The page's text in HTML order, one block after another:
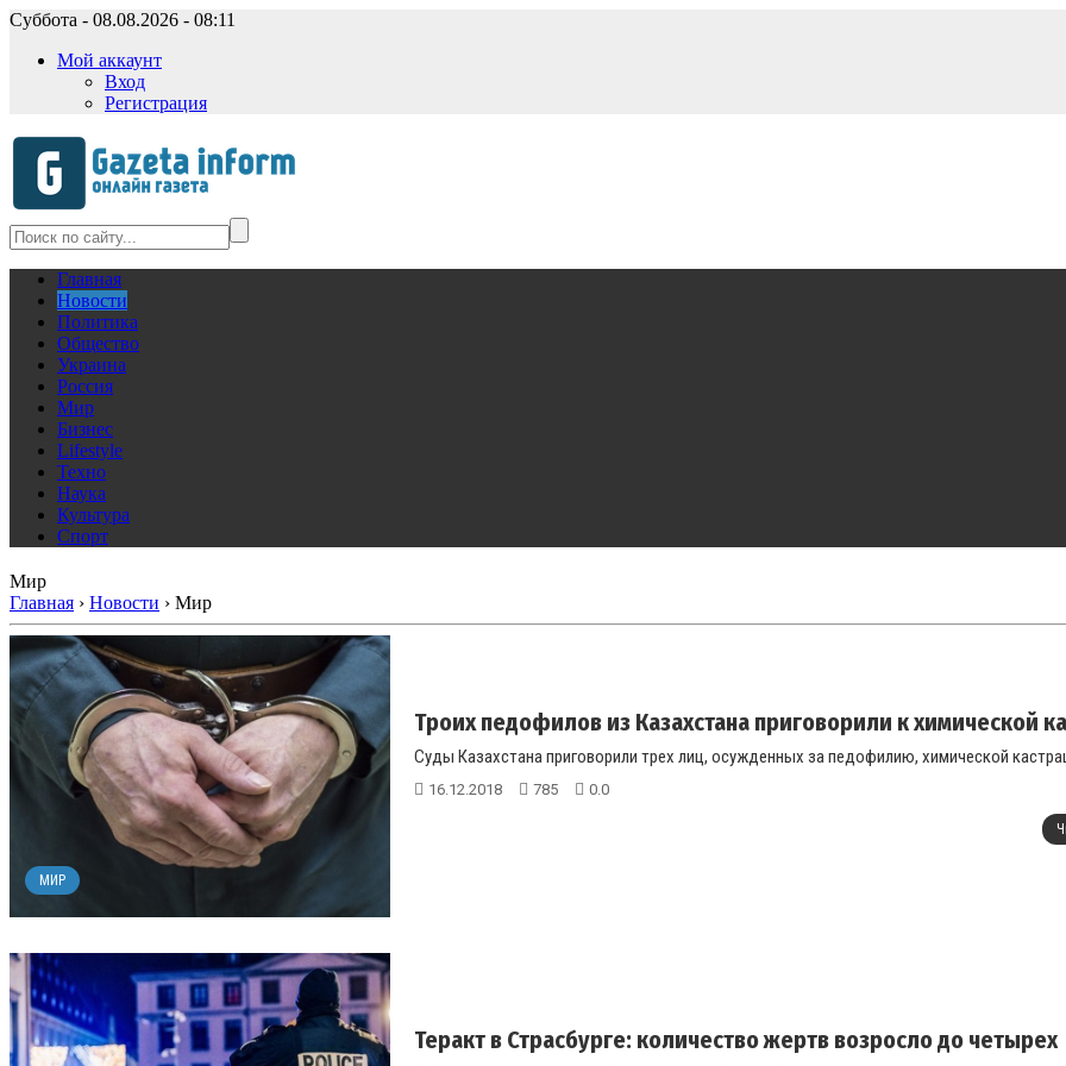
Суббота - 08.08.2026 - 08:11
Мой аккаунт
Вход
Регистрация
Главная
Новости
Политика
Общество
Украина
Россия
Мир
Бизнес
Lifestyle
Техно
Наука
Культура
Спорт
Мир
Главная › Новости › Мир
МИР
Троих педофилов из Казахстана приговорили к химической
Суды Казахстана приговорили трех лиц, осужденных за педофилию, химической
16.12.2018 785 0.0
Теракт в Страсбурге: количество жертв возросло до четырех